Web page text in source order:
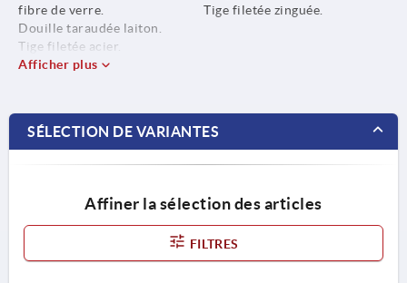
fibre de verre.
Douille taraudée laiton.
Tige filetée acier.
Tige filetée zinguée.
Afficher plus
SÉLECTION DE VARIANTES
Affiner la sélection des articles
FILTRES